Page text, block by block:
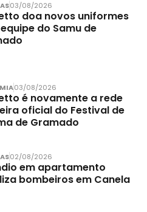
03/08/2026
doa novos uniformes
do Samu de
03/08/2026
é novamente a rede
oficial do Festival de
de Gramado
02/08/2026
em apartamento
bombeiros em Canela